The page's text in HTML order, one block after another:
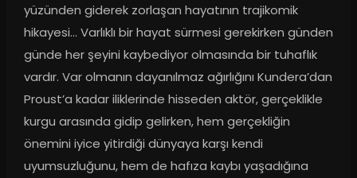
yüzünden giderek zorlaşan hayatının trajikomik
hikayesi... Varlıklı bir hayat sürmesi gerekirken günden
günde her şeyini kaybediyor olmasında bir tuhaflık
vardır. Var olmanın dayanılmaz ağırlığını Kundera’dan
Proust’a kadar iliklerinde hisseden aktör, gerçeklikle
kurgu arasında gidip gelirken, hem gerçekliğin
önemini iyice yitirdiği dünyaya karşı kendi
uyumsuzluğunu, hem de hafıza kaybı yaşadığına